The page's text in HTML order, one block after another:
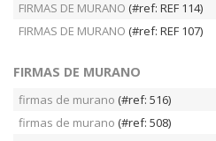
FIRMAS DE MURANO (#ref: REF 114)
FIRMAS DE MURANO (#ref: REF 107)
FIRMAS DE MURANO
firmas de murano (#ref: 516)
firmas de murano (#ref: 508)